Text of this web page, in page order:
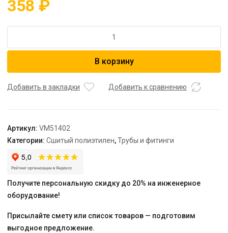
358 ₽
Угольник
НР
16
х
3/4",
комбинированный,
В корзину
Добавить в закладки Добавить к сравнению
Артикул: VM51402
Категории: Сшитый полиэтилен,Трубы и фитинги
Получите персональную скидку до 20% на инженерное
оборудование!
Присылайте смету или список товаров — подготовим
выгодное предложение.